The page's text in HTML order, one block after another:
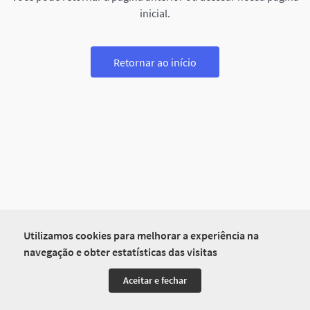
Utilizamos cookies para melhorar a experiência na
navegação e obter estatísticas das visitas
Aceitar e fechar
inicial.
Retornar ao início